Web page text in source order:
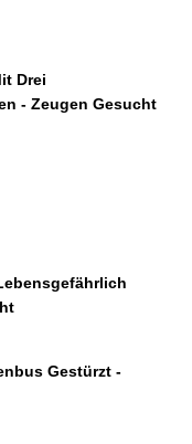
Drei
- Zeugen Gesucht
Gestürzt -